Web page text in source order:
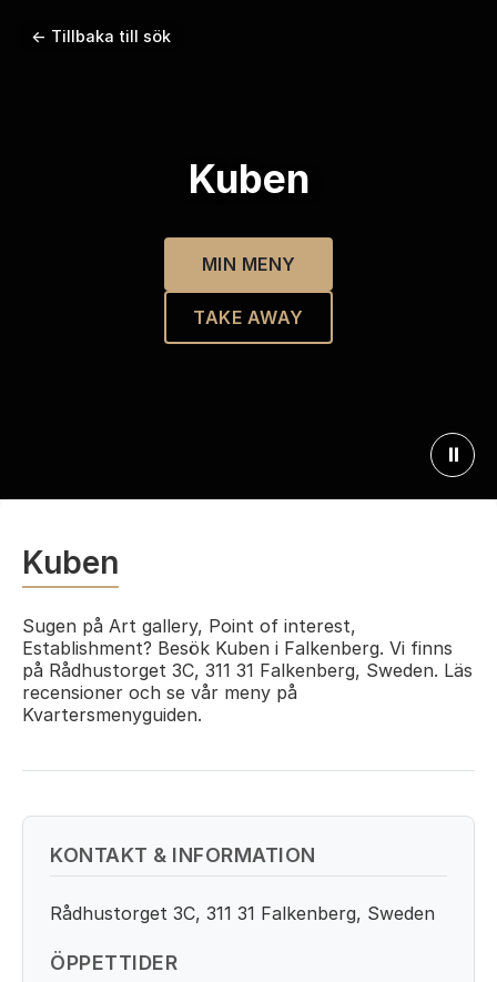
← Tillbaka till sök
Kuben
MIN MENY
TAKE AWAY
⏸
Kuben
Sugen på Art gallery, Point of interest,
Establishment? Besök Kuben i Falkenberg. Vi finns
på Rådhustorget 3C, 311 31 Falkenberg, Sweden. Läs
recensioner och se vår meny på
Kvartersmenyguiden.
KONTAKT & INFORMATION
Rådhustorget 3C, 311 31 Falkenberg, Sweden
ÖPPETTIDER